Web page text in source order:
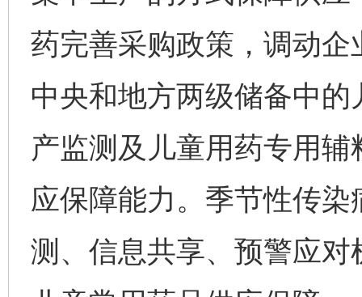
药完善采购政策，调动
中央和地方两级储备中
产监测及儿童用药专用
应保障能力。季节性传
测、信息共享、预警应